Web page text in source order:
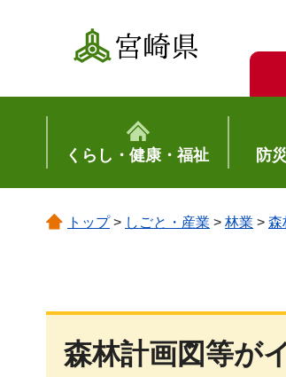
宮崎県
くらし・健康・福祉 防
トップ> しごと・産業 > 林業 > 森
森林計画図等が